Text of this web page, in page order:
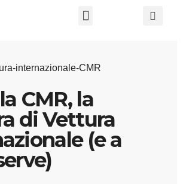
CMR, la
di Vettura
(e a